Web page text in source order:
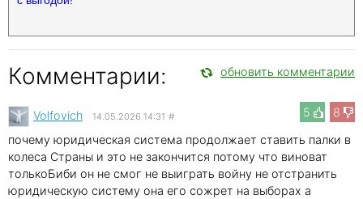
Комментарии: обновить комментарии
5 8
Volfovich 14.05.2026 14:31 #
почему юридическая система продолжает ставить палки в
колеса Страны и это не закончится потому что виноват
толькоБиби он не смог не выиграть войну не отстранить
юридическую систему она его сожрет на выборах а